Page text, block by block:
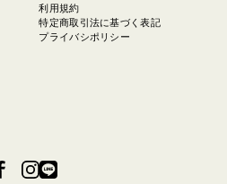
利用規約
特定商取引法に基づく表記
プライバシポリシー